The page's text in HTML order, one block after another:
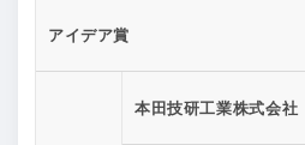
アイデア賞
本田技研工業株式会社